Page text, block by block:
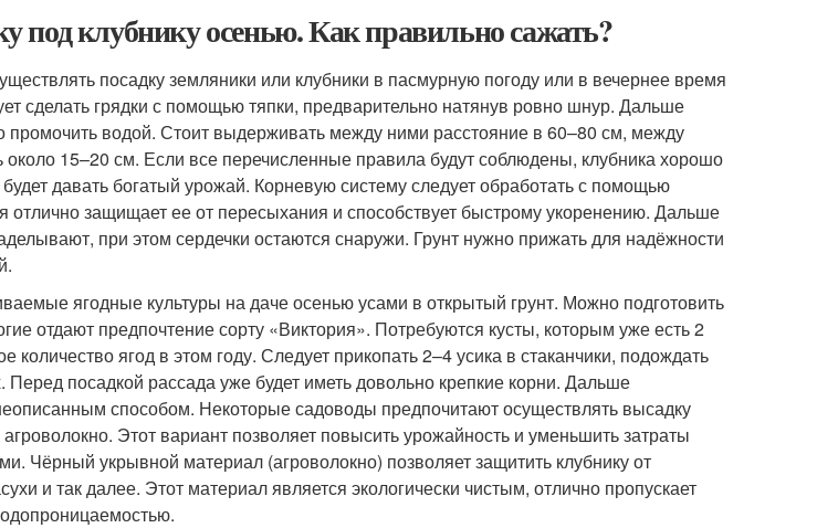
под клубнику осенью. Как правильно сажать?
посадку земляники или клубники в пасмурную погоду или в вечернее время
сделать грядки с помощью тяпки, предварительно натянув ровно шнур. Дальше
водой. Стоит выдерживать между ними расстояние в 60–80 см, между
около 15–20 см. Если все перечисленные правила будут соблюдены, клубника хорошо
давать богатый урожай. Корневую систему следует обработать с помощью
отлично защищает ее от пересыхания и способствует быстрому укоренению. Дальше
при этом сердечки остаются снаружи. Грунт нужно прижать для надёжности
ягодные культуры на даче осенью усами в открытый грунт. Можно подготовить
отдают предпочтение сорту «Виктория». Потребуются кусты, которым уже есть 2
количество ягод в этом году. Следует прикопать 2–4 усика в стаканчики, подождать
Перед посадкой рассада уже будет иметь довольно крепкие корни. Дальше
способом. Некоторые садоводы предпочитают осуществлять высадку
Этот вариант позволяет повысить урожайность и уменьшить затраты
Чёрный укрывной материал (агроволокно) позволяет защитить клубнику от
и так далее. Этот материал является экологически чистым, отлично пропускает